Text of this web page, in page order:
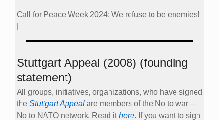
Call for Peace Week 2024: We refuse to be enemies!
Stuttgart Appeal (2008) (founding
statement)
All groups, initiatives, organizations, who have signed
the Stuttgart Appeal are members of the No to war –
No to NATO network. Read ithere. If you want to sign